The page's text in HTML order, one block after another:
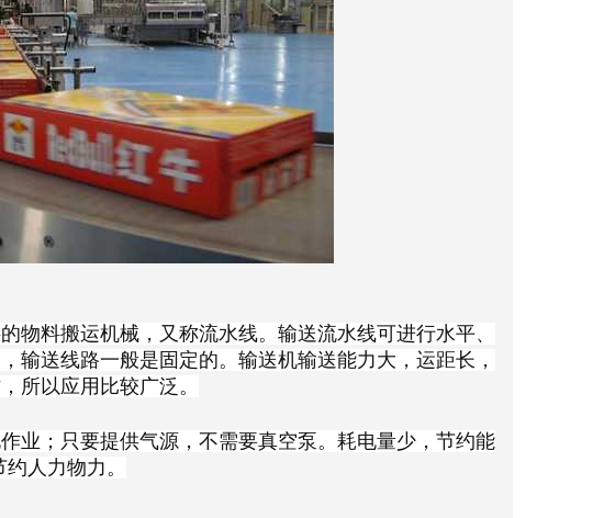
物料搬运机械，又称流水线。输送流水线可进行水平、
输送线路一般是固定的。输送机输送能力大，运距长，
所以应用比较广泛。
业；只要提供气源，不需要真空泵。耗电量少，节约能
人力物力。